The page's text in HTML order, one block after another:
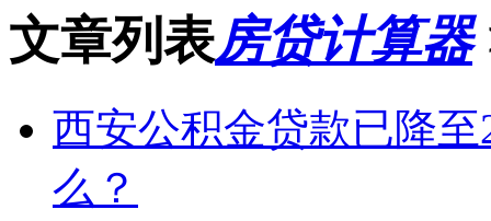
文章列表房贷计算器
西安公积金贷款已降
么？